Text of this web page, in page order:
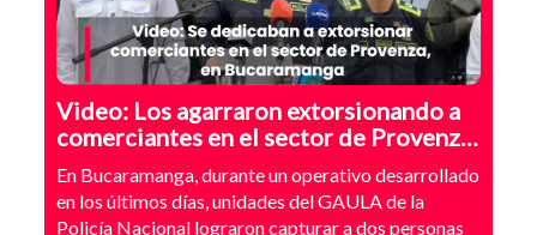
Video: Los agarraron extorsionando a
comerciantes en el sector de Provenza,
Bucaramanga
En Bucaramanga, durante un operativo desarrollado
en los últimos días, unidades del GAULA de la
Policía Nacional lograron capturar a dos personas